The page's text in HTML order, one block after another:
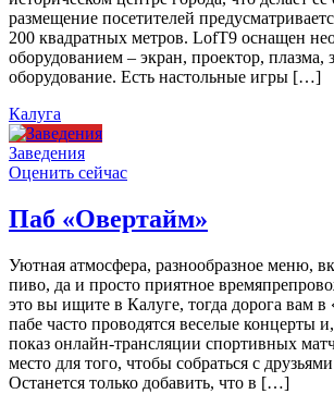
размещение посетителей
200 квадратных метров. LofT9 оснащен
оборудованием – экран, проектор, плазма,
оборудование. Есть настольные игры […]
Калуга
Заведения
Оценить сейчас
Паб «Овертайм»
Уютная атмосфера, разнообразное меню,
пиво, да и просто приятное
это вы ищите в Калуге, тогда дорога вам
пабе часто проводятся веселые концерты
показ онлайн-трансляции спортивных
место для того, чтобы собраться с
Останется только добавить, что в […]